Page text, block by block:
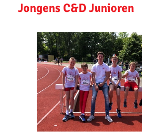
Fleur Hofmijster 2e van Nederland op de
2x Zilver voor AKU-atleten bij CD Evening
Competitie wedstrijden U18/U20
Atletiek Klub Uithoorn (AKU) CD junioren
competitie sterk af!
AKU CD Junioren presteren goed bij 2e
Amsterdam
Jongens C&D Junioren